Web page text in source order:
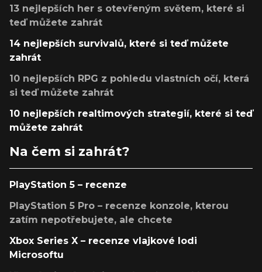
13 nejlepších her s otevřeným světem, které si
teď můžete zahrát
14 nejlepších survivalů, které si teď můžete
zahrát
10 nejlepších RPG z pohledu vlastních očí, která
si teď můžete zahrát
10 nejlepších realtimových strategií, které si teď
můžete zahrát
Na čem si zahrát?
PlayStation 5 – recenze
PlayStation 5 Pro – recenze konzole, kterou
zatím nepotřebujete, ale chcete
Xbox Series X – recenze vlajkové lodi
Microsoftu